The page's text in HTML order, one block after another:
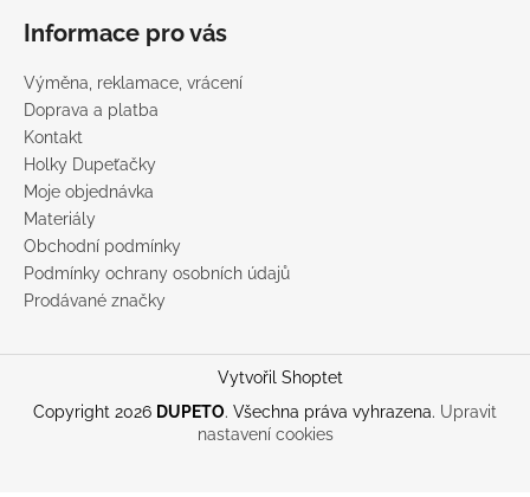
Informace pro vás
Výměna, reklamace, vrácení
Doprava a platba
Kontakt
Holky Dupeťačky
Moje objednávka
Materiály
Obchodní podmínky
Podmínky ochrany osobních údajů
Prodávané značky
Vytvořil Shoptet
Copyright 2026 DUPETO. Všechna práva vyhrazena. Upravit
nastavení cookies